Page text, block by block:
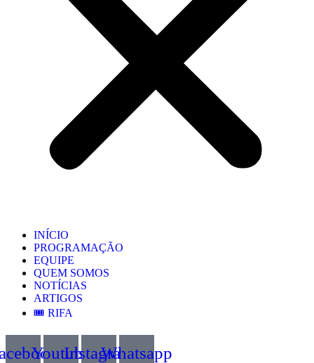
INÍCIO
PROGRAMAÇÃO
EQUIPE
QUEM SOMOS
NOTÍCIAS
ARTIGOS
🎟️ RIFA
YoutubeInstagramWhatsapp